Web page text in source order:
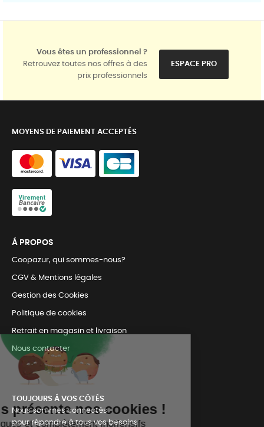
Vous êtes un professionnel ?
Retrouvez toutes nos offres à des
prix professionnels
ESPACE PRO
MOYENS DE PAIEMENT ACCEPTÉS
Á PROPOS
Coopazur, qui sommes-nous?
CGV & Mentions légales
Gestion des Cookies
Politique de cookies
Retrait en magasin et livraison
Nous contacter
TOUJOURS Á VOS CÔTÉS
Nous sommes connectés
pour répondre à tous vos besoins